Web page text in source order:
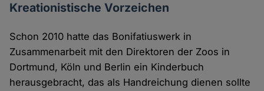
Kreationistische Vorzeichen
Schon 2010 hatte das Bonifatiuswerk in
Zusammenarbeit mit den Direktoren der Zoos in
Dortmund, Köln und Berlin ein Kinderbuch
herausgebracht, das als Handreichung dienen sollte